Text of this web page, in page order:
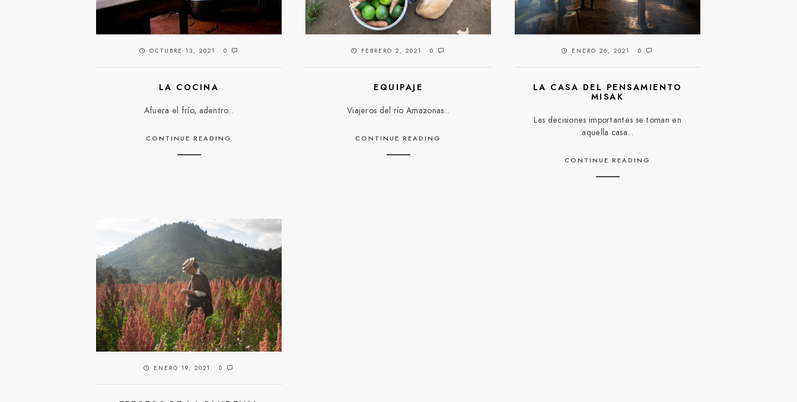
OCTUBRE 13, 2021 0
LA COCINA
Afuera el frío, adentro...
CONTINUE READING
FEBRERO 2, 2021 0
EQUIPAJE
Viajeros del río Amazonas...
CONTINUE READING
ENERO 26, 2021 0
LA CASA DEL PENSAMIENTO
MISAK
Las decisiones importantes se toman en
aquella casa...
CONTINUE READING
ENERO 19, 2021 0